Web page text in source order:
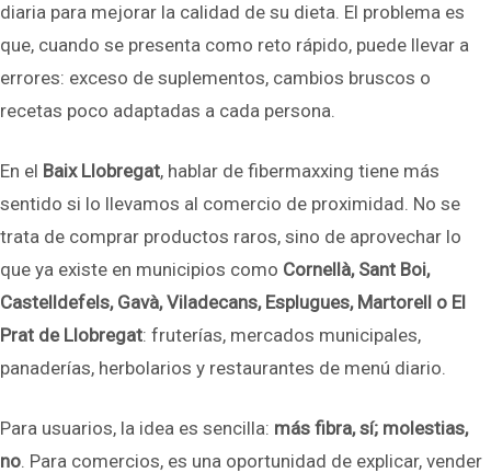
diaria para mejorar la calidad de su dieta. El problema es
que, cuando se presenta como reto rápido, puede llevar a
errores: exceso de suplementos, cambios bruscos o
recetas poco adaptadas a cada persona.
En el Baix Llobregat, hablar de fibermaxxing tiene más
sentido si lo llevamos al comercio de proximidad. No se
trata de comprar productos raros, sino de aprovechar lo
que ya existe en municipios como Cornellà, Sant Boi,
Castelldefels, Gavà, Viladecans, Esplugues, Martorell o El
Prat de Llobregat: fruterías, mercados municipales,
panaderías, herbolarios y restaurantes de menú diario.
Para usuarios, la idea es sencilla: más fibra, sí; molestias,
no. Para comercios, es una oportunidad de explicar, vender